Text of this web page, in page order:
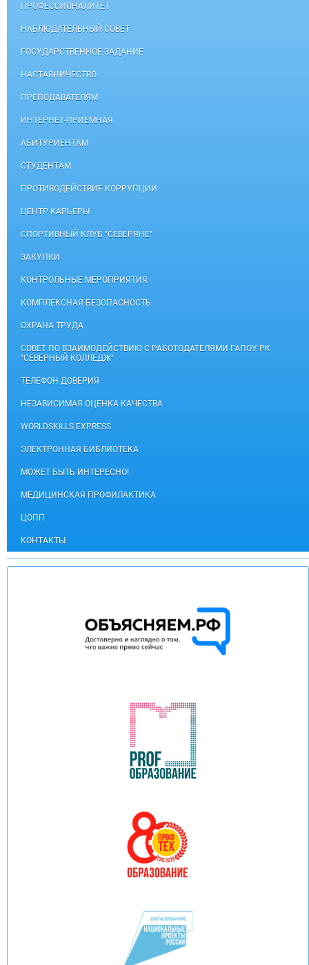
ПРОФЕССИОНАЛИТЕТ
НАБЛЮДАТЕЛЬНЫЙ СОВЕТ
ГОСУДАРСТВЕННОЕ ЗАДАНИЕ
НАСТАВНИЧЕСТВО
ПРЕПОДАВАТЕЛЯМ
ИНТЕРНЕТ-ПРИЕМНАЯ
АБИТУРИЕНТАМ
СТУДЕНТАМ
ПРОТИВОДЕЙСТВИЕ КОРРУПЦИИ
ЦЕНТР КАРЬЕРЫ
СПОРТИВНЫЙ КЛУБ "СЕВЕРЯНЕ"
ЗАКУПКИ
КОНТРОЛЬНЫЕ МЕРОПРИЯТИЯ
КОМПЛЕКСНАЯ БЕЗОПАСНОСТЬ
ОХРАНА ТРУДА
СОВЕТ ПО ВЗАИМОДЕЙСТВИЮ С РАБОТОДАТЕЛЯМИ ГАПОУ РК
"СЕВЕРНЫЙ КОЛЛЕДЖ"
ТЕЛЕФОН ДОВЕРИЯ
НЕЗАВИСИМАЯ ОЦЕНКА КАЧЕСТВА
WORLDSKILLS EXPRESS
ЭЛЕКТРОННАЯ БИБЛИОТЕКА
МОЖЕТ БЫТЬ ИНТЕРЕСНО!
МЕДИЦИНСКАЯ ПРОФИЛАКТИКА
ЦОПП
КОНТАКТЫ